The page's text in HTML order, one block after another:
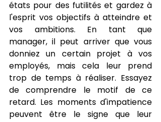
états pour des futilités et gardez à
l'esprit vos objectifs à atteindre et
vos ambitions. En tant que
manager, il peut arriver que vous
donniez un certain projet à vos
employés, mais cela leur prend
trop de temps à réaliser. Essayez
de comprendre le motif de ce
retard. Les moments d'impatience
peuvent être le signe que leur